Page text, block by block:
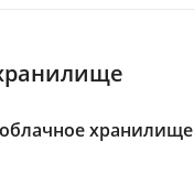
хранилище